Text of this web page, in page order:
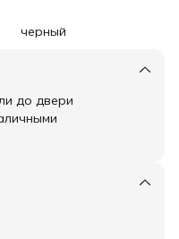
черный
до двери